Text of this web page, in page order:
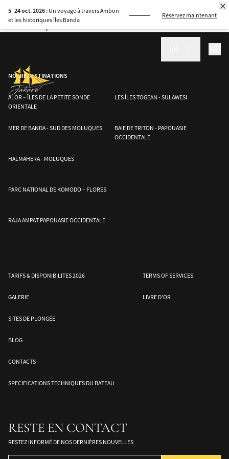
5–24 oct. 2026 : Un voyage à travers Ambon
et les historiques îles Banda
Réservez maintenant
Moluques
Explorez une faune rare, une vie marine vibrante et des plages secrètes lors
d’une croisière personnalisée et inoubliable.
NOTRE DESTINATIONS
ALOR – ÎLES DE LA PETITE SONDE
ORIENTALE
MER DE BANDA - SUD DES MOLUQUES
HALMAHERA - MOLUQUES
PARC NATIONAL DE KOMODO – FLORES
RAJA AMPAT PAPOUASIE OCCIDENTALE
LES ÎLES TOGEAN - SULAWESI
BAIE DE TRITON - PAPOUASIE
OCCIDENTALE
TARIFS & DISPONIBILITES 2026
GALERIE
SITES DE PLONGÉE
BLOG
CONTACTS
SPECIFICATIONS TECHNIQUES DU BATEAU
TERMS OF SERVICES
LIVRE D’OR
RESTE EN CONTACT
RESTEZ INFORMÉ DE NOS DERNIÈRES NOUVELLES